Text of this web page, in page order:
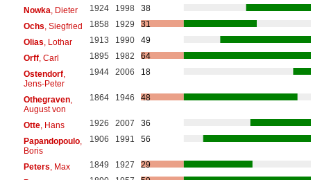
Nowka , Dieter 1924 1998
38
Ochs , Siegfried 1858 1929
31
Olias , Lothar 1913 1990
49
Orff, Carl 1895 1982
64
Ostendorf,
Jens-Peter
1944 2006 18
Othegraven,
August von
1864 1946 48
Otte, Hans 1926 2007
36
Papandopoulo,
Boris
1906 1991 56
Peters , Max 1849 1927
29